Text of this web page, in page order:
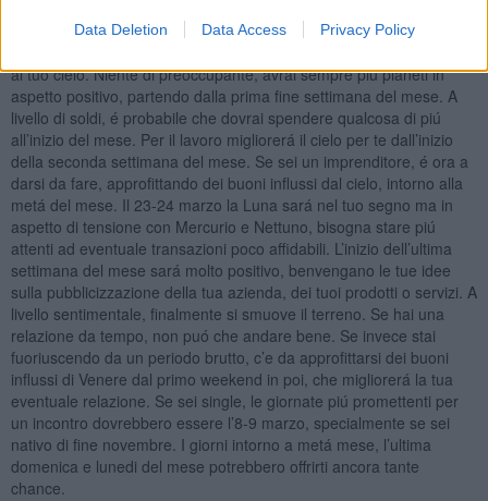
Data Deletion Data Access Privacy Policy
SAGITTARIO
al tuo cielo. Niente di preoccupante, avrai sempre piú pianeti in
aspetto positivo, partendo dalla prima fine settimana del mese. A
livello di soldi, é probabile che dovrai spendere qualcosa di piú
all’inizio del mese. Per il lavoro migliorerá il cielo per te dall’inizio
della seconda settimana del mese. Se sei un imprenditore, é ora a
darsi da fare, approfittando dei buoni influssi dal cielo, intorno alla
metá del mese. Il 23-24 marzo la Luna sará nel tuo segno ma in
aspetto di tensione con Mercurio e Nettuno, bisogna stare piú
attenti ad eventuale transazioni poco affidabili. L’inizio dell’ultima
settimana del mese sará molto positivo, benvengano le tue idee
sulla pubblicizzazione della tua azienda, dei tuoi prodotti o servizi. A
livello sentimentale, finalmente si smuove il terreno. Se hai una
relazione da tempo, non puó che andare bene. Se invece stai
fuoriuscendo da un periodo brutto, c’e da approfittarsi dei buoni
influssi di Venere dal primo weekend in poi, che migliorerá la tua
eventuale relazione. Se sei single, le giornate piú promettenti per
un incontro dovrebbero essere l’8-9 marzo, specialmente se sei
nativo di fine novembre. I giorni intorno a metá mese, l’ultima
domenica e lunedi del mese potrebbero offrirti ancora tante
chance.